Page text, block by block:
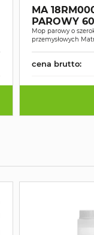
MA
PAROWY
Mop parowy o
przemysłowych
cena brutto: